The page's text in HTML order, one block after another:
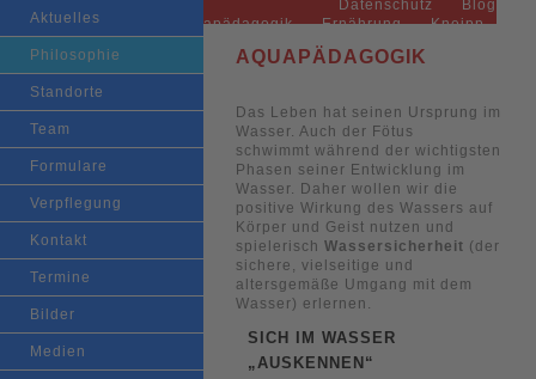
Datenschutz
Blog
Aquapädagogik
Ernährung
Kneipp
Kommunikation
AQUA KITA
BEDÜRFNISORIENTIERT, RESSOURCENORIENTIERT,
KINDZENTRIERT
Hauptmenü
Zum primären
Inhalt springen
Zum sekundären
Inhalt springen
Aktuelles
Philosophie
Standorte
Team
Formulare
Verpflegung
Kontakt
Termine
Bilder
Medien
AQUAPÄDAGOGIK
Das Leben hat seinen Ursprung im
Wasser. Auch der Fötus
schwimmt während der wichtigsten
Phasen seiner Entwicklung im
Wasser. Daher wollen wir die
positive Wirkung des Wassers auf
Körper und Geist nutzen und
spielerisch Wassersicherheit (der
sichere, vielseitige und
altersgemäße Umgang mit dem
Wasser) erlernen.
SICH IM WASSER
„AUSKENNEN“